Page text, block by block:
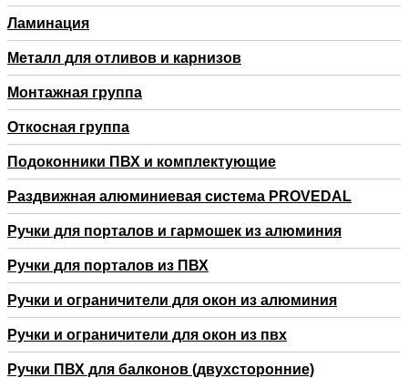
Ламинация
Металл для отливов и карнизов
Монтажная группа
Откосная группа
Подоконники ПВХ и комплектующие
Раздвижная алюминиевая система PROVEDAL
Ручки для порталов и гармошек из алюминия
Ручки для порталов из ПВХ
Ручки и ограничители для окон из алюминия
Ручки и ограничители для окон из пвх
Ручки ПВХ для балконов (двухсторонние)